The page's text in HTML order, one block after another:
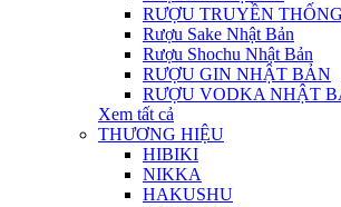
RƯỢU TRUYỀN
Rượu Sake Nhật Bản
Rượu Shochu Nhật Bản
RƯỢU GIN NHẬT BẢN
RƯỢU VODKA NHẬT
Xem tất cả
THƯƠNG HIỆU
HIBIKI
NIKKA
HAKUSHU